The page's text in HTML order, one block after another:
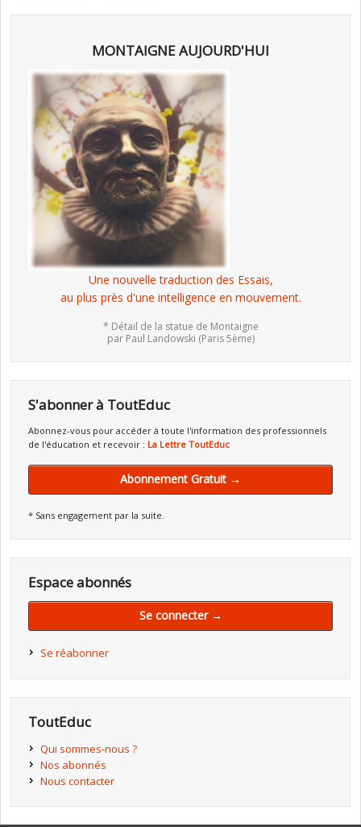
MONTAIGNE AUJOURD'HUI
Une nouvelle traduction des Essais,
au plus près d'une intelligence en mouvement.
* Détail de la statue de Montaigne
par Paul Landowski (Paris 5ème)
S'abonner à ToutEduc
Abonnez-vous pour accéder à toute l'information des professionnels
de l'éducation et recevoir : La Lettre ToutEduc
Abonnement Gratuit →
* Sans engagement par la suite.
Espace abonnés
Se connecter →
Se réabonner
ToutEduc
Qui sommes-nous ?
Nos abonnés
Nous contacter